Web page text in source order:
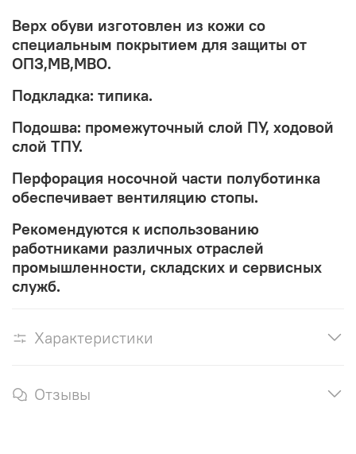
Верх обуви изготовлен из кожи со
специальным покрытием для защиты от
ОПЗ,МВ,МВО.
Подкладка: типика.
Подошва: промежуточный слой ПУ, ходовой
слой ТПУ.
Перфорация носочной части полуботинка
обеспечивает вентиляцию стопы.
Рекомендуются к использованию
работниками различных отраслей
промышленности, складских и сервисных
служб.
Характеристики
Отзывы